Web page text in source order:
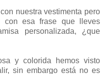
nuestra vestimenta pero
con esa frase que lleves
personalizada, ¿que
y colorida hemos visto
sin embargo está no es